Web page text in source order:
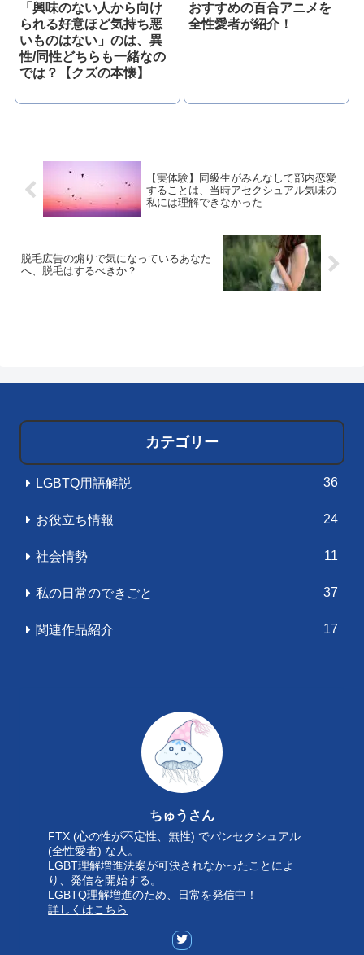
「興味のない人から向け
られる好意ほど気持ち悪
いものはない」のは、異
性/同性どちらも一緒なの
では？【クズの本懐】
おすすめの百合アニメを
全性愛者が紹介！
【実体験】同級生がみんなして部内恋愛
することは、当時アセクシュアル気味の
私には理解できなかった
脱毛広告の煽りで気になっているあなた
へ、脱毛はするべきか？
カテゴリー
LGBTQ用語解説 36
お役立ち情報 24
社会情勢 11
私の日常のできごと 37
関連作品紹介 17
ちゅうさん
FTX (心の性が不定性、無性) でパンセクシュアル
(全性愛者) な人。
LGBT理解増進法案が可決されなかったことによ
り、発信を開始する。
LGBTQ理解増進のため、日常を発信中！
詳しくはこちら